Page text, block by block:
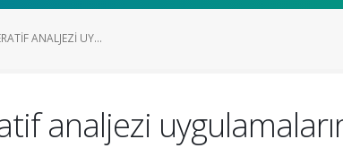
ANALJEZI UY...
analjezi